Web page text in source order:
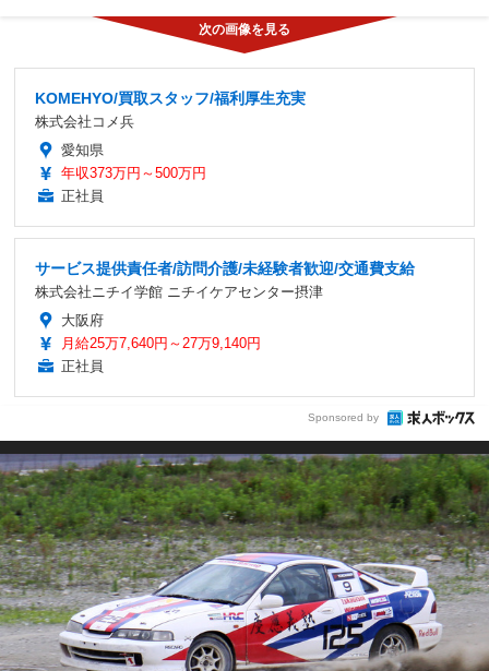
KOMEHYO/買取スタッフ/福利厚生充実
株式会社コメ兵
愛知県
年収373万円～500万円
正社員
サービス提供責任者/訪問介護/未経験者歓迎/交通費支給
株式会社ニチイ学館 ニチイケアセンター摂津
大阪府
月給25万7,640円～27万9,140円
正社員
Sponsored by